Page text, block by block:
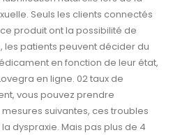
Seuls les clients connectés
produit ont la possibilité de
les patients peuvent décider du
en fonction de leur état,
en ligne. 02 taux de
vous pouvez prendre
suivantes, ces troubles
dyspraxie. Mais pas plus de 4